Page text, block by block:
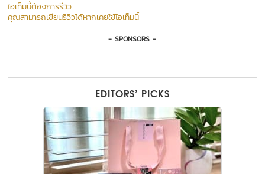
ไอเท็มนี้ต้องการรีวิว
คุณสามารถเขียนรีวิวได้หากเคยใช้ไอเท็มนี้
- SPONSORS -
EDITORS’ PICKS